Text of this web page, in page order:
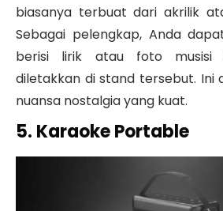
biasanya terbuat dari akrilik
Sebagai pelengkap, Anda
berisi lirik atau foto musisi
diletakkan di stand tersebut. Ini
nuansa nostalgia yang kuat.
5. Karaoke Portable